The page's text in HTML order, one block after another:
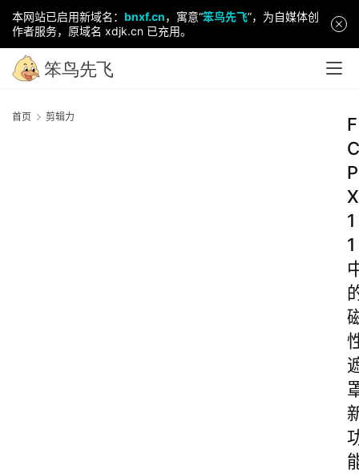
本网站已启用新域名： bnxf.cn，寓意“笨鸟先飞”，为自媒体创
作者服务，原域名 xdjk.cn 已充用。
首页 剪辑力
F
C
P
X
1
1